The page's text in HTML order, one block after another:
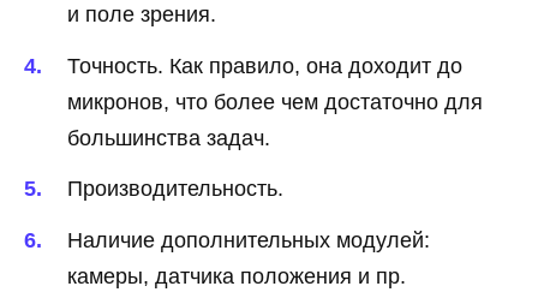
и поле зрения.
Точность. Как правило, она доходит до
микронов, что более чем достаточно для
большинства задач.
Производительность.
Наличие дополнительных модулей:
камеры, датчика положения и пр.